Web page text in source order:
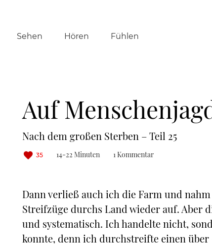
Sehen Hören Fühlen
Auf
Nach dem großen Sterben – Teil 25
35 14-22 Minuten 1 Kommentar
Dann verließ auch ich die Farm und
Streifzüge durchs Land wieder auf. Aber
und systematisch. Ich handelte nicht,
konnte, denn ich durchstreifte einen